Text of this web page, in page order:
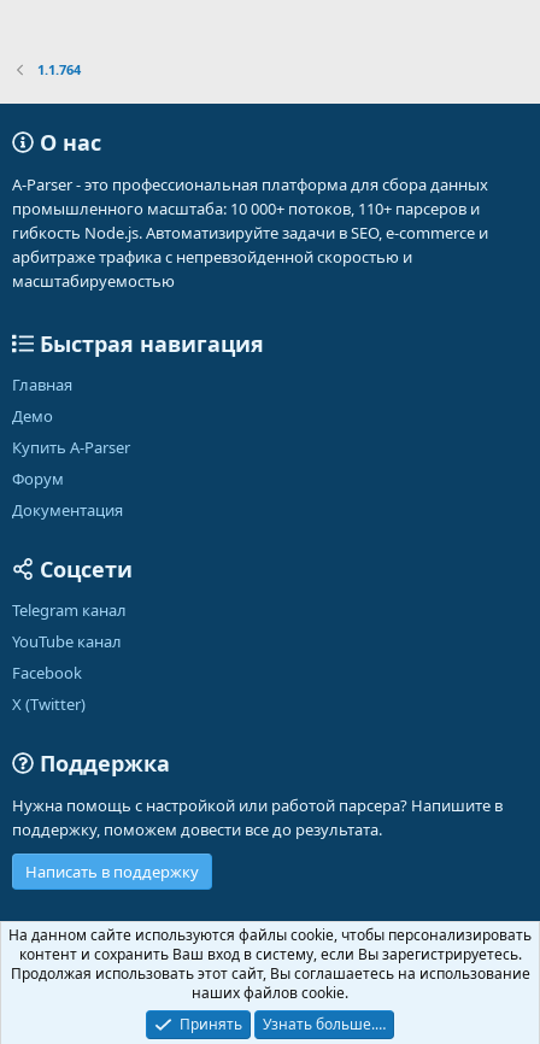
1.1.764
О нас
A-Parser - это профессиональная платформа для сбора данных
промышленного масштаба: 10 000+ потоков, 110+ парсеров и
гибкость Node.js. Автоматизируйте задачи в SEO, e-commerce и
арбитраже трафика с непревзойденной скоростью и
масштабируемостью
Быстрая навигация
Главная
Демо
Купить A-Parser
Форум
Документация
Соцсети
Telegram канал
YouTube канал
Facebook
X (Twitter)
Поддержка
Нужна помощь с настройкой или работой парсера? Напишите в
поддержку, поможем довести все до результата.
Написать в поддержку
Russian (RU)
Обратная связь
Условия и правила
Политика конфиденциальности
Помощь
Community platform by XenForo ® © 2010-2026 XenForo Ltd.
На данном сайте используются файлы cookie, чтобы персонализировать
контент и сохранить Ваш вход в систему, если Вы зарегистрируетесь.
Продолжая использовать этот сайт, Вы соглашаетесь на использование
наших файлов cookie.
Принять
Узнать больше.…